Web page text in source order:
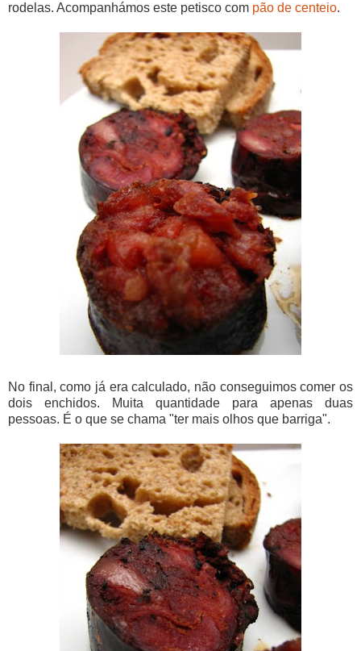
rodelas. Acompanhámos este petisco com pão de centeio.
No final, como já era calculado, não conseguimos comer os
dois enchidos. Muita quantidade para apenas duas
pessoas. É o que se chama "ter mais olhos que barriga".